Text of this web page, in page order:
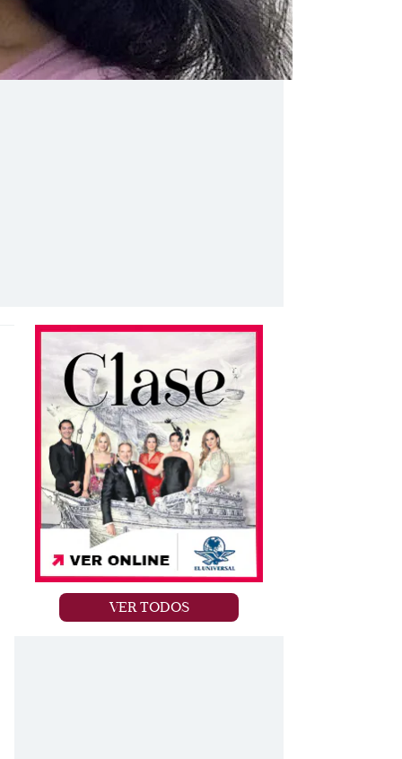
VER TODOS